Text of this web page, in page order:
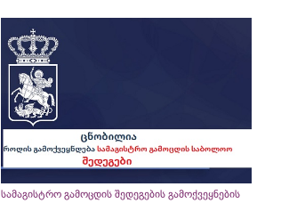
სამაგისტრო გამოცდის შედეგების გამოქვეყნების